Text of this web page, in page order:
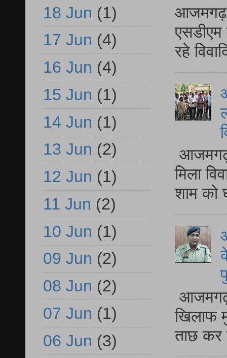
आजमगढ़
एसडीएम
रहे
आजमगढ़
मिला
शाम को
आजमगढ़
खिलाफ
ताछ कर
18 Jun (1)
17 Jun (4)
16 Jun (4)
15 Jun (1)
14 Jun (1)
13 Jun (2)
12 Jun (1)
11 Jun (2)
10 Jun (1)
09 Jun (2)
08 Jun (2)
07 Jun (1)
06 Jun (3)